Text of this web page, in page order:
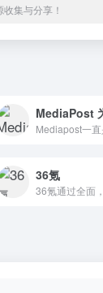
集与分享！
36氪